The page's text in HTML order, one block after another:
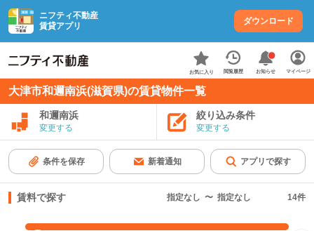
ニフティ不動産
賃貸アプリ
ダウンロード
お気に入り 閲覧履歴 お知らせ マイページ
大津市和邇南浜(滋賀県)の賃貸物件一覧
和邇南浜
変更する
絞り込み条件
変更する
条件を保存 新着通知 アプリで探す
賃料で探す 指定なし 〜 指定なし 14件